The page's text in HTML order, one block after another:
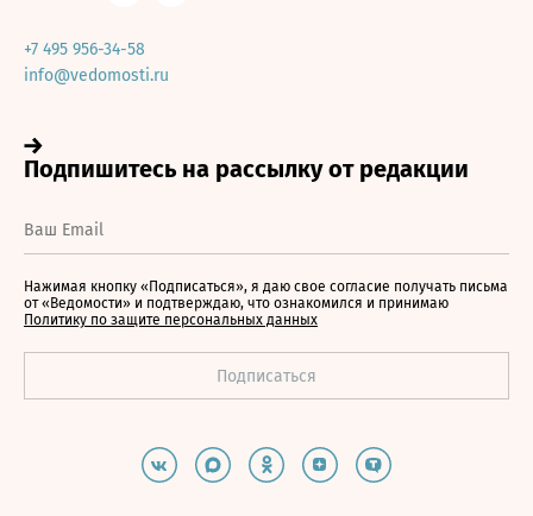
+7 495 956-34-58
info@vedomosti.ru
Нажимая кнопку «Подписаться», я даю свое согласие получать письма
от «Ведомости» и подтверждаю, что ознакомился и принимаю
Политику по защите персональных данных